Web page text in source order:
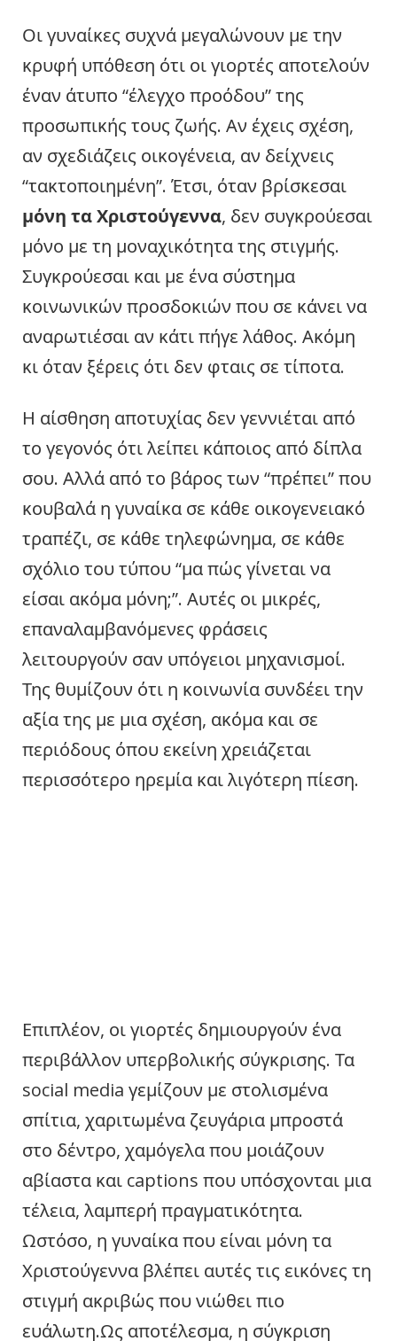
Οι γυναίκες συχνά μεγαλώνουν με την
κρυφή υπόθεση ότι οι γιορτές αποτελούν
έναν άτυπο “έλεγχο προόδου” της
προσωπικής τους ζωής. Αν έχεις σχέση,
αν σχεδιάζεις οικογένεια, αν δείχνεις
“τακτοποιημένη”. Έτσι, όταν βρίσκεσαι
μόνη τα Χριστούγεννα, δεν συγκρούεσαι
μόνο με τη μοναχικότητα της στιγμής.
Συγκρούεσαι και με ένα σύστημα
κοινωνικών προσδοκιών που σε κάνει να
αναρωτιέσαι αν κάτι πήγε λάθος. Ακόμη
κι όταν ξέρεις ότι δεν φταις σε τίποτα.
Η αίσθηση αποτυχίας δεν γεννιέται από
το γεγονός ότι λείπει κάποιος από δίπλα
σου. Αλλά από το βάρος των “πρέπει” που
κουβαλά η γυναίκα σε κάθε οικογενειακό
τραπέζι, σε κάθε τηλεφώνημα, σε κάθε
σχόλιο του τύπου “μα πώς γίνεται να
είσαι ακόμα μόνη;”. Αυτές οι μικρές,
επαναλαμβανόμενες φράσεις
λειτουργούν σαν υπόγειοι μηχανισμοί.
Της θυμίζουν ότι η κοινωνία συνδέει την
αξία της με μια σχέση, ακόμα και σε
περιόδους όπου εκείνη χρειάζεται
περισσότερο ηρεμία και λιγότερη πίεση.
Επιπλέον, οι γιορτές δημιουργούν ένα
περιβάλλον υπερβολικής σύγκρισης. Τα
social media γεμίζουν με στολισμένα
σπίτια, χαριτωμένα ζευγάρια μπροστά
στο δέντρο, χαμόγελα που μοιάζουν
αβίαστα και captions που υπόσχονται μια
τέλεια, λαμπερή πραγματικότητα.
Ωστόσο, η γυναίκα που είναι μόνη τα
Χριστούγεννα βλέπει αυτές τις εικόνες τη
στιγμή ακριβώς που νιώθει πιο
ευάλωτη.Ως αποτέλεσμα, η σύγκριση